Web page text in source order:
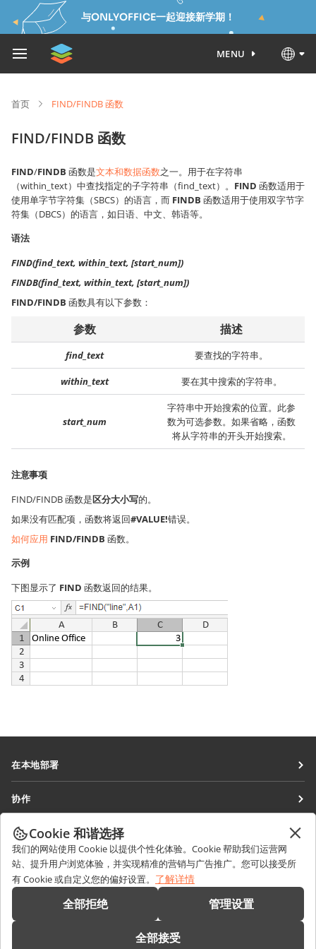
与ONLYOFFICE一起迎接新学期！
MENU
首页 FIND/FINDB 函数
FIND/FINDB 函数
FIND/FINDB 函数是文本和数据函数之一。用于在字符串
（within_text）中查找指定的子字符串（find_text）。 FIND 函数适用于
使用单字节字符集（SBCS）的语言，而 FINDB 函数适用于使用双字节字
符集（DBCS）的语言，如日语、中文、韩语等。
语法
FIND(find_text, within_text, [start_num])
FINDB(find_text, within_text, [start_num])
FIND/FINDB 函数具有以下参数：
参数 描述
find_text 要查找的字符串。
within_text 要在其中搜索的字符串。
start_num
字符串中开始搜索的位置。此参
数为可选参数。如果省略，函数
将从字符串的开头开始搜索。
注意事项
FIND/FINDB 函数是区分大小写的。
如果没有匹配项，函数将返回#VALUE!错误。
如何应用 FIND/FINDB 函数。
示例
下图显示了 FIND 函数返回的结果。
在本地部署
协作空间
工作区
连接器
桌面应用程序
移动应用程序
协作
针对翻译人员
针对博主
职位空缺
获取最新资讯
博客
获取帮助
论坛
销售相关问题
sales@onlyoffice.com
Cookie 和谐选择
我们的网站使用 Cookie 以提供个性化体验。Cookie 帮助我们运营网
站、提升用户浏览体验，并实现精准的营销与广告推广。您可以接受所
有 Cookie 或自定义您的偏好设置。 了解详情
全部拒绝 管理设置
全部接受